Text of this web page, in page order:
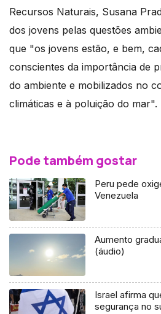
Recursos Naturais, Susana
dos jovens pelas questões
que "os jovens estão, e bem,
conscientes da importância de
do ambiente e mobilizados no
climáticas e à poluição do mar".
Pode também gostar
Peru pede
Venezuela
Aumento
(áudio)
Israel afirma
segurança no